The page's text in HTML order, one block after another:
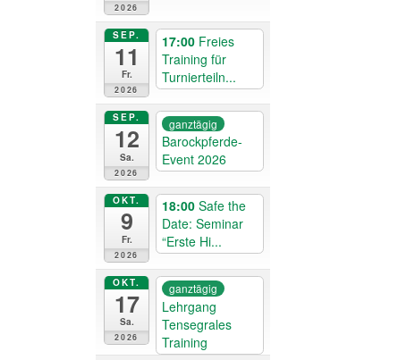
2026
SEP.
11
Fr.
2026
17:00 Freies
Training für
Turnierteiln...
SEP.
12
Sa.
2026
ganztägig
Barockpferde-
Event 2026
OKT.
9
Fr.
2026
18:00 Safe the
Date: Seminar
“Erste Hi...
OKT.
17
Sa.
2026
ganztägig
Lehrgang
Tensegrales
Training